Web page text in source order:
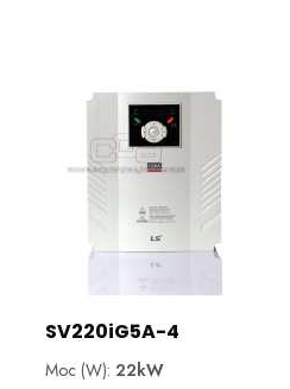
SV220iG5A-4
Moc (W): 22kW